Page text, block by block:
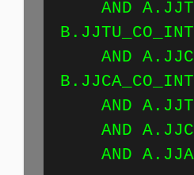
AND
AND
AND
AND
AND